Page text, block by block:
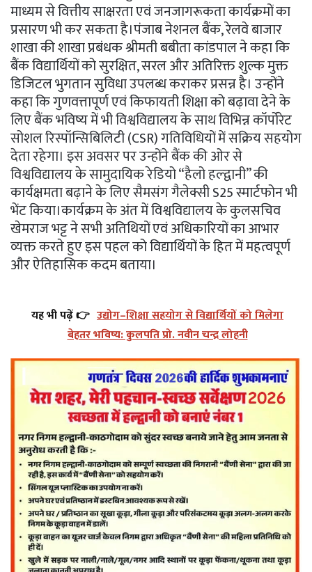
माध्यम से वित्तीय साक्षरता एवं जनजागरूकता कार्यक्रमों का
प्रसारण भी कर सकता है।पंजाब नेशनल बैंक, रेलवे बाजार
शाखा की शाखा प्रबंधक श्रीमती बबीता कांडपाल ने कहा कि
बैंक विद्यार्थियों को सुरक्षित, सरल और अतिरिक्त शुल्क मुक्त
डिजिटल भुगतान सुविधा उपलब्ध कराकर प्रसन्न है। उन्होंने
कहा कि गुणवत्तापूर्ण एवं किफायती शिक्षा को बढ़ावा देने के
लिए बैंक भविष्य में भी विश्वविद्यालय के साथ विभिन्न कॉर्पोरेट
सोशल रिस्पॉन्सिबिलिटी (CSR) गतिविधियों में सक्रिय सहयोग
देता रहेगा। इस अवसर पर उन्होंने बैंक की ओर से
विश्वविद्यालय के सामुदायिक रेडियो “हैलो हल्द्वानी” की
कार्यक्षमता बढ़ाने के लिए सैमसंग गैलेक्सी S25 स्मार्टफोन भी
भेंट किया।कार्यक्रम के अंत में विश्वविद्यालय के कुलसचिव
खेमराज भट्ट ने सभी अतिथियों एवं अधिकारियों का आभार
व्यक्त करते हुए इस पहल को विद्यार्थियों के हित में महत्वपूर्ण
और ऐतिहासिक कदम बताया।
यह भी पढ़ें 👉 उद्योग–शिक्षा सहयोग से विद्यार्थियों को मिलेगा
बेहतर भविष्य: कुलपति प्रो. नवीन चन्द्र लोहनी